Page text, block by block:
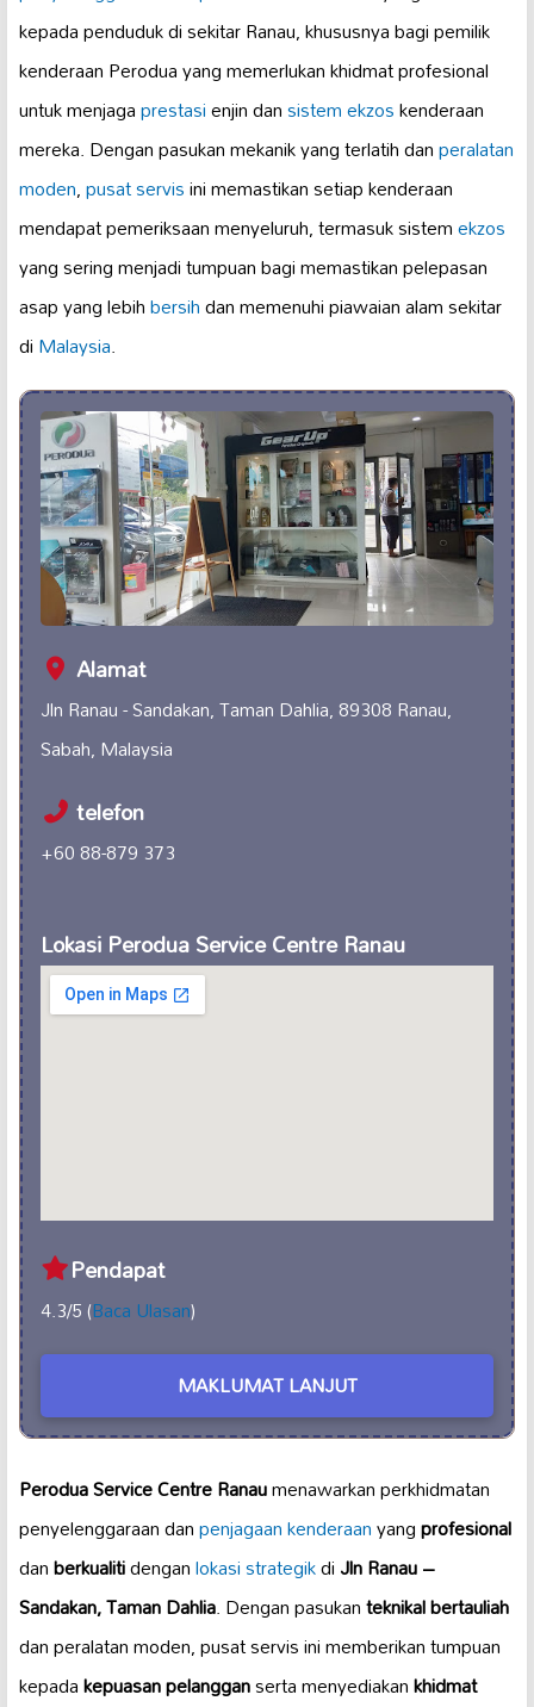
kepada penduduk di sekitar Ranau, khususnya bagi pemilik
kenderaan Perodua yang memerlukan khidmat profesional
untuk menjagaprestasienjin dansistem ekzoskenderaan
mereka. Dengan pasukan mekanik yang terlatih danperalatan
moden,pusat servisini memastikan setiap kenderaan
mendapat pemeriksaan menyeluruh, termasuk sistemekzos
yang sering menjadi tumpuan bagi memastikan pelepasan
asap yang lebihbersihdan memenuhi piawaian alam sekitar
diMalaysia.
Alamat
Jln Ranau - Sandakan, Taman Dahlia, 89308 Ranau,
Sabah, Malaysia
telefon
+60 88-879 373
Lokasi Perodua Service Centre Ranau
Pendapat
4.3/5 (Baca Ulasan)
MAKLUMAT LANJUT
Perodua Service Centre Ranaumenawarkan perkhidmatan
penyelenggaraan danpenjagaan kenderaanyangprofesional
danberkualitidenganlokasi strategikdiJln Ranau –
Sandakan, Taman Dahlia. Dengan pasukanteknikal bertauliah
dan peralatan moden, pusat servis ini memberikan tumpuan
kepadakepuasan pelangganserta menyediakankhidmat